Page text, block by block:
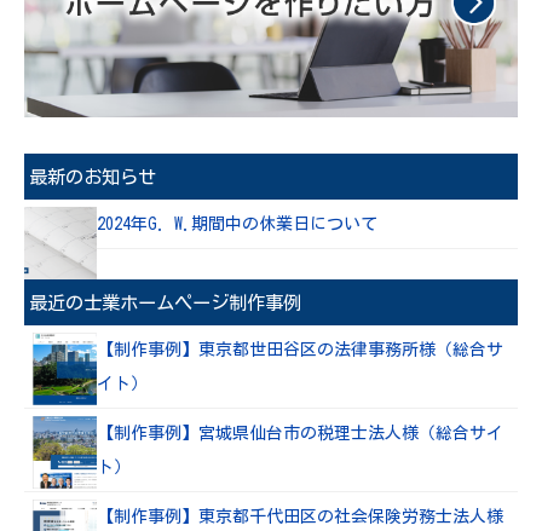
最新のお知らせ
2024年G. W.期間中の休業日について
最近の士業ホームページ制作事例
【制作事例】東京都世田谷区の法律事務所様（総合サ
イト）
【制作事例】宮城県仙台市の税理士法人様（総合サイ
ト）
【制作事例】東京都千代田区の社会保険労務士法人様